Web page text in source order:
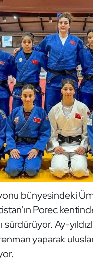
bünyesindeki
Porec
sürdürüyor. Ay-
yaparak